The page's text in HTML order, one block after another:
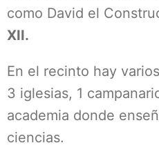
como David el
XII.
En el recinto hay
3 iglesias, 1
academia donde
ciencias.